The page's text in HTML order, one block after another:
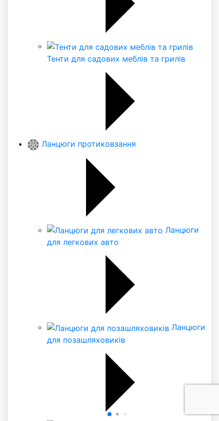
Тенти для садових меблів та грилів
Ланцюги протиковзання
Ланцюги
для легкових авто
Ланцюги
для позашляховиків